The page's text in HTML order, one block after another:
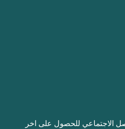
الاجتماعي للحصول على اخر